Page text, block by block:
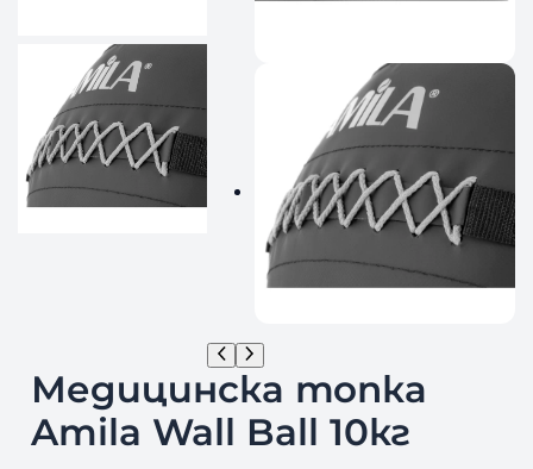
Медицинска топка
Amila Wall Ball 10кг